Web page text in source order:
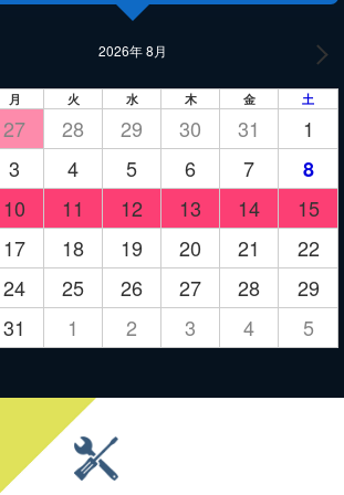
2026年 8月
月 火 水 木 金 土
27 28 29 30 31
1
3 4 5 6 7
8
10 11 12 13 14
15
17 18 19 20 21
22
24 25 26 27 28
29
31 1 2 3 4 5